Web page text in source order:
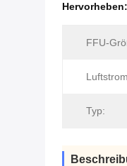
Hervorheben:
FFU-
Typ: